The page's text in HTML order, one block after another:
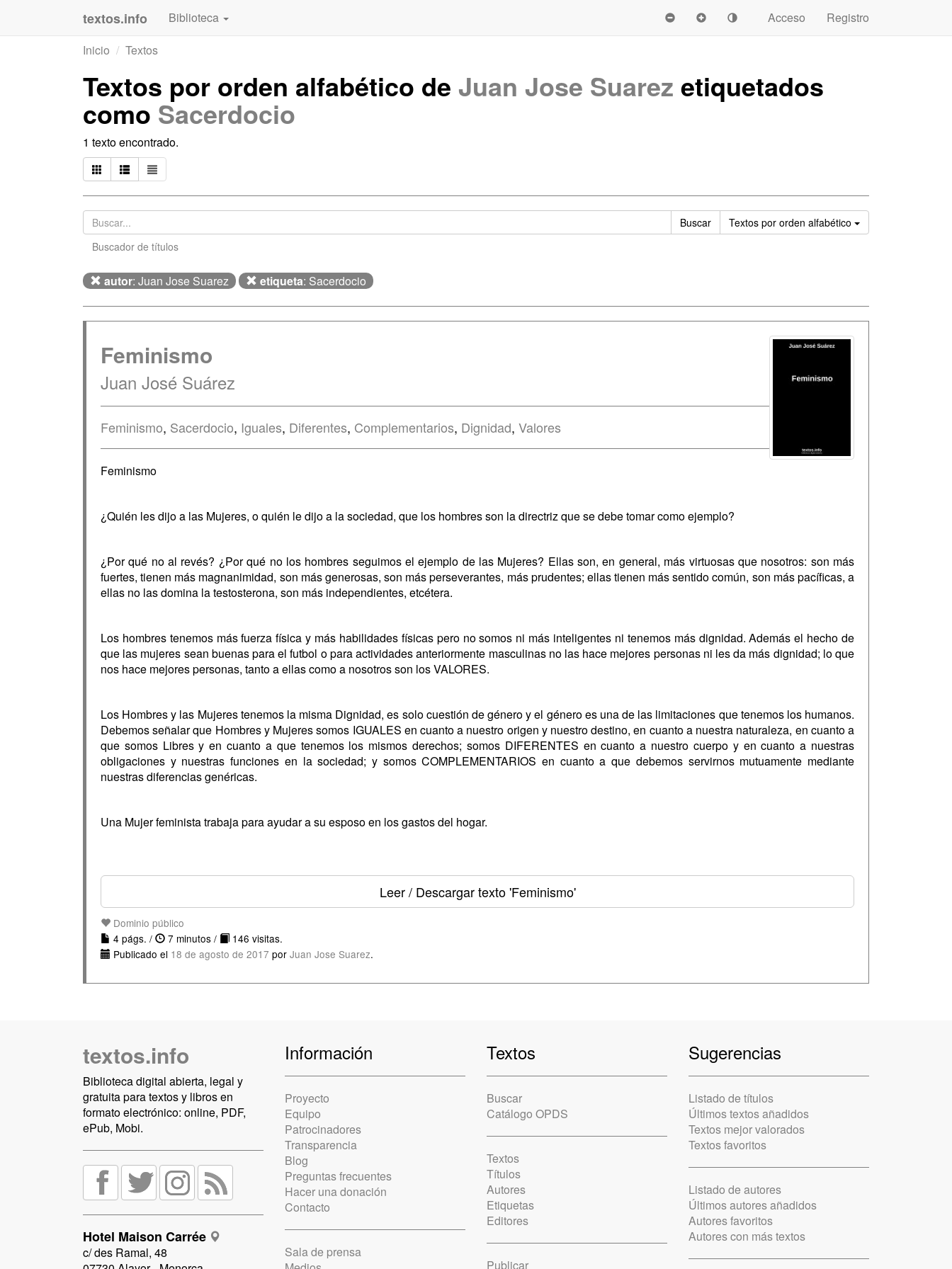
textos.info Biblioteca Acceso
Registro
Inicio
Textos
Textos por orden alfabético de Juan Jose Suarez etiquetados
como Sacerdocio
1 texto encontrado.
Buscar Textos por orden alfabético Ordenar
Buscador de títulos
autor: Juan Jose Suarez etiqueta: Sacerdocio
Feminismo
Juan José Suárez
Feminismo, Sacerdocio, Iguales, Diferentes, Complementarios, Dignidad, Valores
Feminismo
¿Quién les dijo a las Mujeres, o quién le dijo a la sociedad, que los hombres son la directriz que se debe tomar como ejemplo?
¿Por qué no al revés? ¿Por qué no los hombres seguimos el ejemplo de las Mujeres? Ellas son, en general, más virtuosas que nosotros: son más
fuertes, tienen más magnanimidad, son más generosas, son más perseverantes, más prudentes; ellas tienen más sentido común, son más pacíficas, a
ellas no las domina la testosterona, son más independientes, etcétera.
Los hombres tenemos más fuerza física y más habilidades físicas pero no somos ni más inteligentes ni tenemos más dignidad. Además el hecho de
que las mujeres sean buenas para el futbol o para actividades anteriormente masculinas no las hace mejores personas ni les da más dignidad; lo que
nos hace mejores personas, tanto a ellas como a nosotros son los VALORES.
Los Hombres y las Mujeres tenemos la misma Dignidad, es solo cuestión de género y el género es una de las limitaciones que tenemos los humanos.
Debemos señalar que Hombres y Mujeres somos IGUALES en cuanto a nuestro origen y nuestro destino, en cuanto a nuestra naturaleza, en cuanto a
que somos Libres y en cuanto a que tenemos los mismos derechos; somos DIFERENTES en cuanto a nuestro cuerpo y en cuanto a nuestras
obligaciones y nuestras funciones en la sociedad; y somos COMPLEMENTARIOS en cuanto a que debemos servirnos mutuamente mediante
nuestras diferencias genéricas.
Una Mujer feminista trabaja para ayudar a su esposo en los gastos del hogar.
Leer / Descargar texto'Feminismo'
Dominio público
4 págs. /
7 minutos /
146 visitas.
Publicado el 18 de agosto de 2017 por Juan Jose Suarez.
textos.info
Biblioteca digital abierta, legal y
gratuita para textos y libros en
formato electrónico: online, PDF,
ePub, Mobi.
Hotel Maison Carrée
c/ des Ramal, 48
Información
Proyecto
Equipo
Patrocinadores
Transparencia
Blog
Preguntas frecuentes
Hacer una donación
Contacto
Sala de prensa
Textos
Buscar
Catálogo OPDS
Textos
Títulos
Autores
Etiquetas
Editores
Publicar
Sugerencias
Listado de títulos
Últimos textos añadidos
Textos mejor valorados
Textos favoritos
Listado de autores
Últimos autores añadidos
Autores favoritos
Autores con más textos